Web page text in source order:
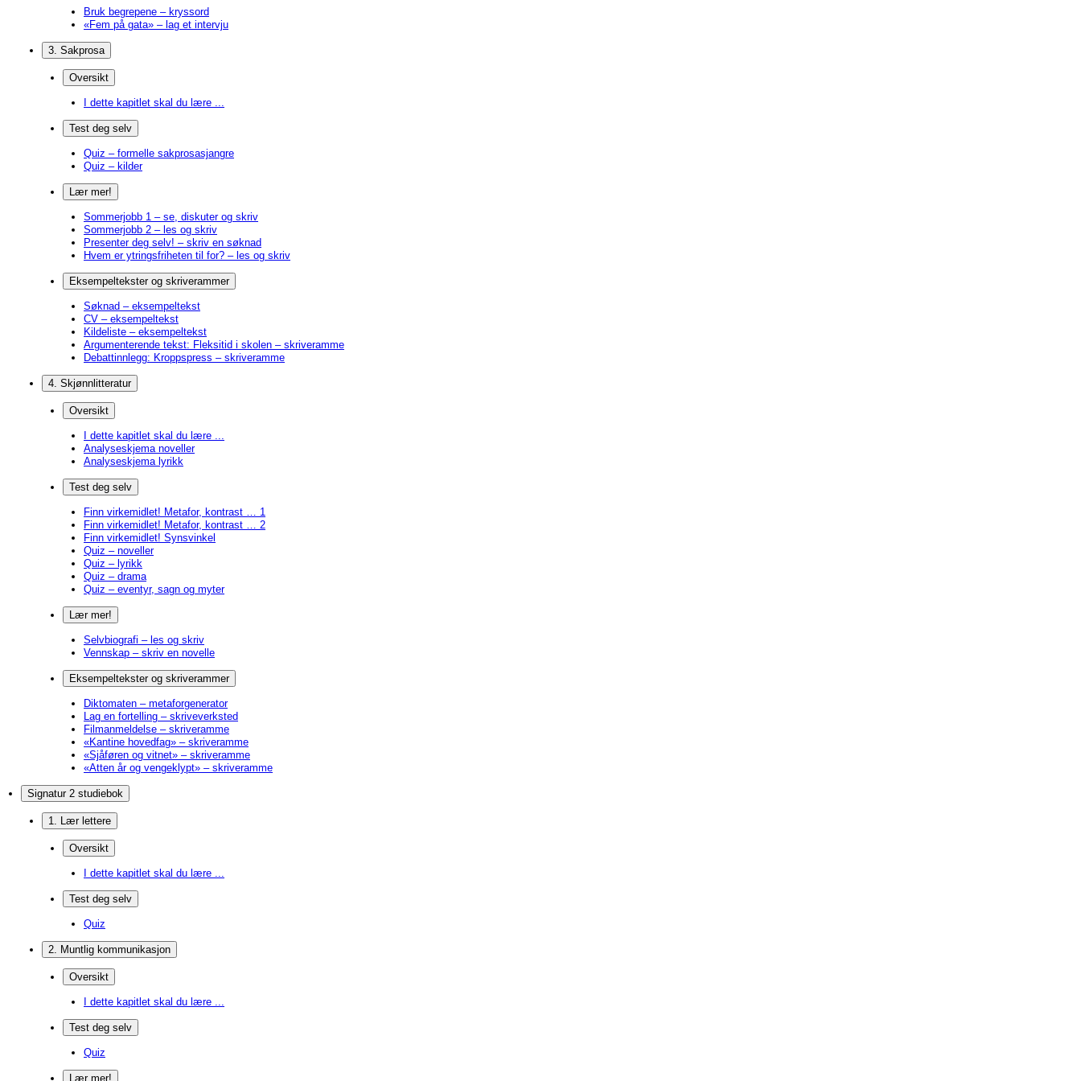
Bruk begrepene – kryssord
«Fem på gata» – lag et intervju
3. Sakprosa
Oversikt
I dette kapitlet skal du lære ...
Test deg selv
Quiz – formelle sakprosasjangre
Quiz – kilder
Lær mer!
Sommerjobb 1 – se, diskuter og skriv
Sommerjobb 2 – les og skriv
Presenter deg selv! – skriv en søknad
Hvem er ytringsfriheten til for? – les og skriv
Eksempeltekster og skriverammer
Søknad – eksempeltekst
CV – eksempeltekst
Kildeliste – eksempeltekst
Argumenterende tekst: Fleksitid i skolen – skriveramme
Debattinnlegg: Kroppspress – skriveramme
4. Skjønnlitteratur
Oversikt
I dette kapitlet skal du lære ...
Analyseskjema noveller
Analyseskjema lyrikk
Test deg selv
Finn virkemidlet! Metafor, kontrast … 1
Finn virkemidlet! Metafor, kontrast … 2
Finn virkemidlet! Synsvinkel
Quiz – noveller
Quiz – lyrikk
Quiz – drama
Quiz – eventyr, sagn og myter
Lær mer!
Selvbiografi – les og skriv
Vennskap – skriv en novelle
Eksempeltekster og skriverammer
Diktomaten – metaforgenerator
Lag en fortelling – skriveverksted
Filmanmeldelse – skriveramme
«Kantine hovedfag» – skriveramme
«Sjåføren og vitnet» – skriveramme
«Atten år og vengeklypt» – skriveramme
Signatur 2 studiebok
1. Lær lettere
Oversikt
I dette kapitlet skal du lære ...
Test deg selv
Quiz
2. Muntlig kommunikasjon
Oversikt
I dette kapitlet skal du lære ...
Test deg selv
Quiz
Lær mer!